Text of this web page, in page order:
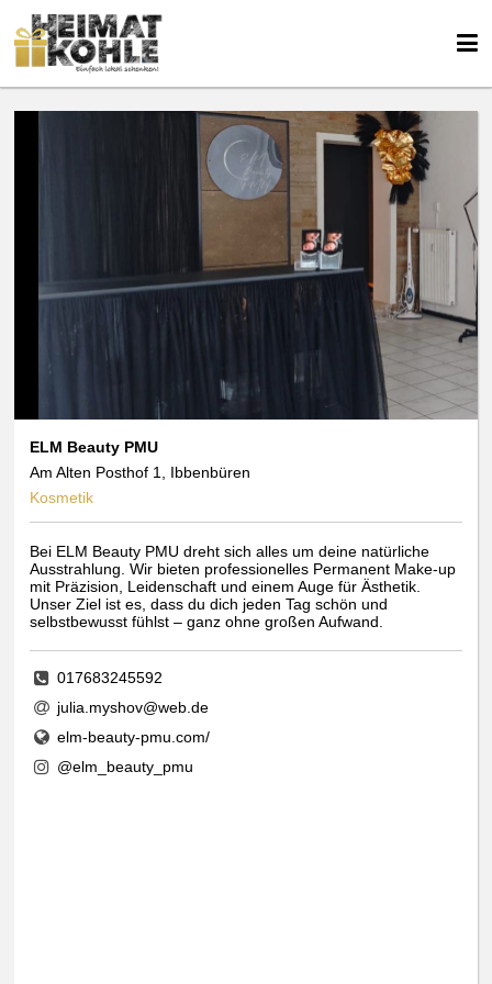
ELM Beauty PMU
Am Alten Posthof 1, Ibbenbüren
Kosmetik
Bei ELM Beauty PMU dreht sich alles um deine natürliche
Ausstrahlung. Wir bieten professionelles Permanent Make-up
mit Präzision, Leidenschaft und einem Auge für Ästhetik.
Unser Ziel ist es, dass du dich jeden Tag schön und
selbstbewusst fühlst – ganz ohne großen Aufwand.
017683245592
julia.myshov@web.de
elm-beauty-pmu.com/
@elm_beauty_pmu